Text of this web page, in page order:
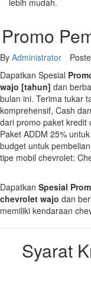
lebih mudah.
Promo
By Administrator
Dapatkan Spesial
wajo [tahun] dan
bulan ini. Terima tukar
komprehensif, Cash
dari promo paket kredit
Paket ADDM 25%
budget untuk
tipe mobil chevrolet:
Dapatkan Spesial
chevrolet wajo dan
memiliki kendaraan
Syarat